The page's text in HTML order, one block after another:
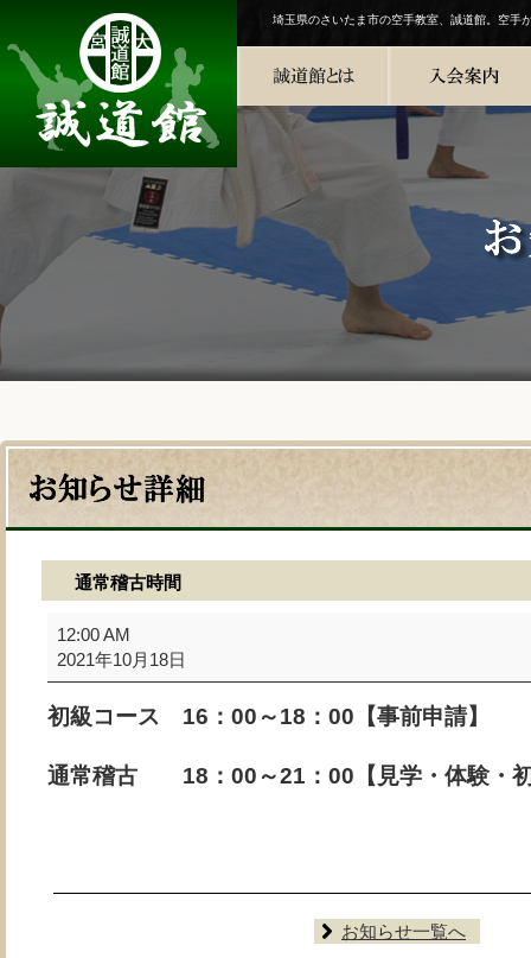
埼玉県のさいたま市の空手教室、誠道館。空手
通常稽古時間
通
常
時
12:00 AM
2021年10月18日
初級コース 16：00～18：00【事前申請】
通常稽古 18：00～21：00【見学・体験・
お知らせ一覧へ